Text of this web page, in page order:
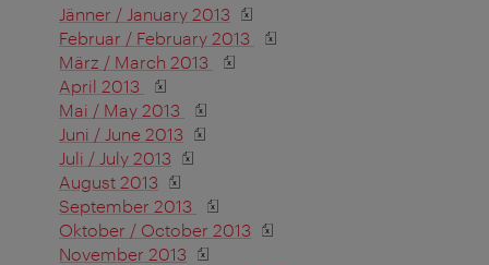
Jänner / January 2013
Februar / February 2013
März / March 2013
April 2013
Mai / May 2013
Juni / June 2013
Juli / July 2013
August 2013
September 2013
Oktober / October 2013
November 2013